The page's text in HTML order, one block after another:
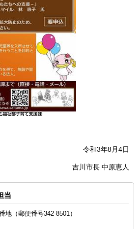
令和3年8月4日
吉川市長 中原恵人
当
地（郵便番号342-8501）